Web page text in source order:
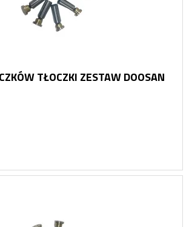
TŁOCZKI ZESTAW DOOSAN